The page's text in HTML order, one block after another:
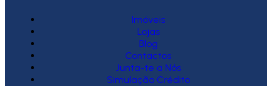
Imóveis
Lojas
Blog
Contactos
Junta-te a Nós
Simulação Crédito